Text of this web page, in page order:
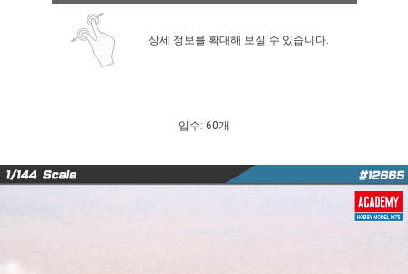
상세 정보를 확대해 보실 수 있습니다.
입수: 60개